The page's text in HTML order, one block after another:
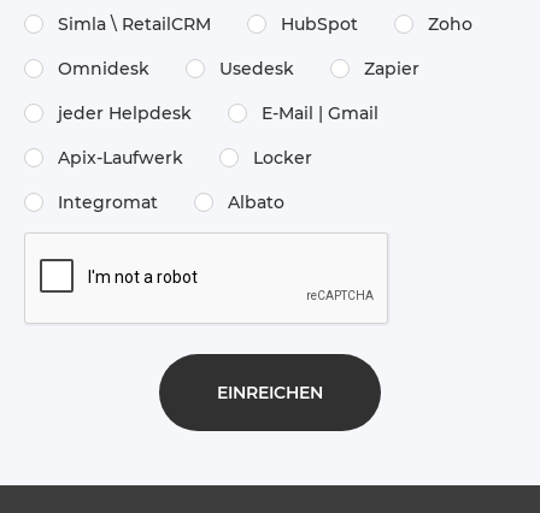
Simla \​ RetailCRM HubSpot Zoho
Omnidesk Usedesk Zapier
jeder Helpdesk E-Mail | Gmail
Apix-Laufwerk Locker
Integromat Albato